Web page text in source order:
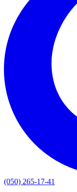
(050) 265-17-41